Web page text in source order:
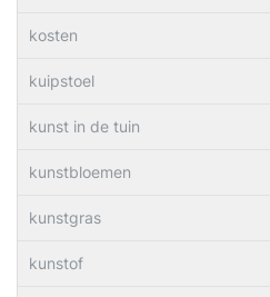
kosten
kuipstoel
kunst in de tuin
kunstbloemen
kunstgras
kunstof